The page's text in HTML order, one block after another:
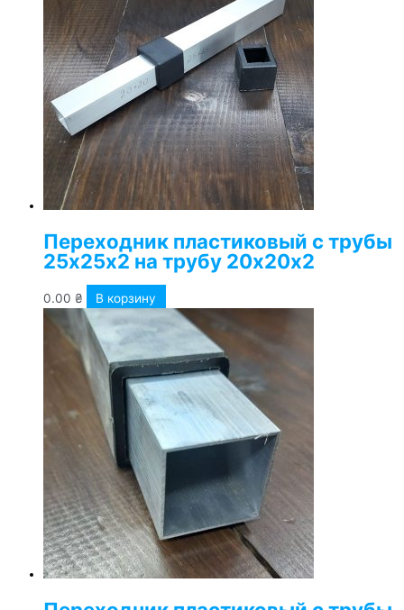
Переходник пластиковый с трубы
25х25х2 на трубу 20х20х2
0.00 ₴ В корзину